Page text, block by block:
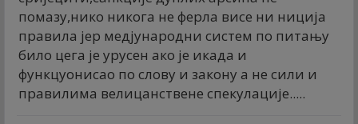
помазу,нико никога не ферла висе ни ниција
правила јер медјународни систем по питању
било цега је урусен ако је икада и
функцуонисао по слову и закону а не сили и
правилима велицанствене спекулације.....